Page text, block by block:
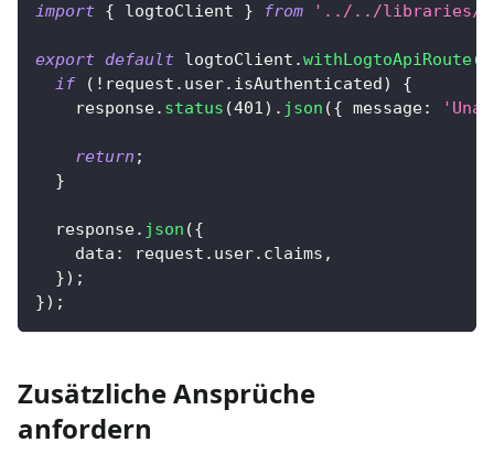
import { logtoClient } from '../../libraries/
export default logtoClient .withLogtoApiRoute(
if
( ! request . user. isAuthenticated)
{
    response
. status (401) . json ({ message:
return ;
}
  response
. json ({
    data
: request . user. claims ,
}) ;
}) ;
Zusätzliche Ansprüche
anfordern